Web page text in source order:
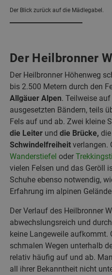
Der Blick zurück auf die Mädlegabel.
Der Heilbronner
Der Heilbronner Höhenweg
bis 2.500 Metern durch den
Allgäuer Alpen. Teilweise
ausgesetzten Bändern, teils
Fels auf und ab. Zwei kleine
die Leiter und die Brücke,
Schwindelfreiheit verlangen.
Wanderstiefel oder
vielen Felsen und das Geröll
Schuhe ebenso notwendig,
Erfahrung im alpinen
Der Verlauf des Heilbronner
abwechslungsreich und
keine Langeweile
schmalen Wegen unterhalb
relativ häufig auf und ab.
all ihrer Bekanntheit nicht